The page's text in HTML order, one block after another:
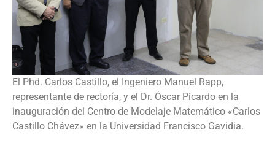
El Phd. Carlos Castillo, el Ingeniero Manuel Rapp,
representante de rectoría, y el Dr. Óscar Picardo en la
inauguración del Centro de Modelaje Matemático «Carlos
Castillo Chávez» en la Universidad Francisco Gavidia.